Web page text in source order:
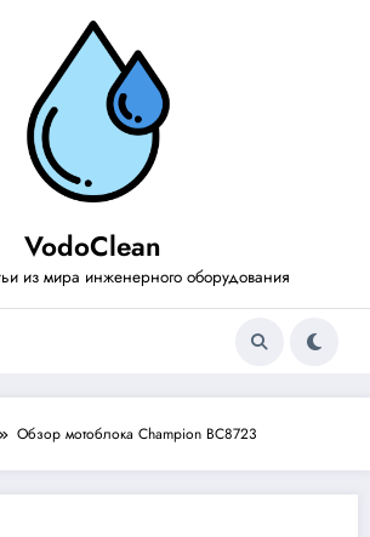
VodoClean
из мира инженерного оборудования
Обзор мотоблока Champion BC8723